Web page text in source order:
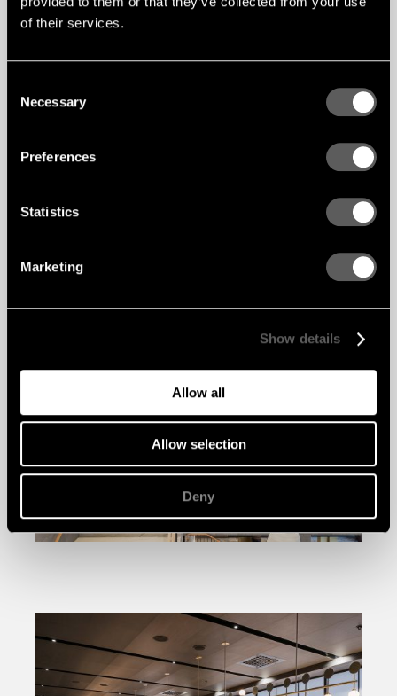
of their services.
Selection
Necessary
Preferences
Statistics
Marketing
Show details
Allow all
Allow selection
Deny